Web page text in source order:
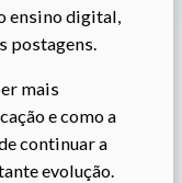
ensino digital,
postagens.
mais
e como a
continuar a
evolução.